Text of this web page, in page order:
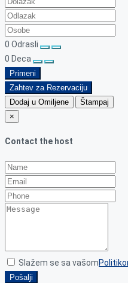
0 Odrasli
0 Deca
Primeni
Zahtev za Rezervaciju
Dodaj u Omiljene
Štampaj
×
Contact the host
Slažem se sa vašom
Pošalji